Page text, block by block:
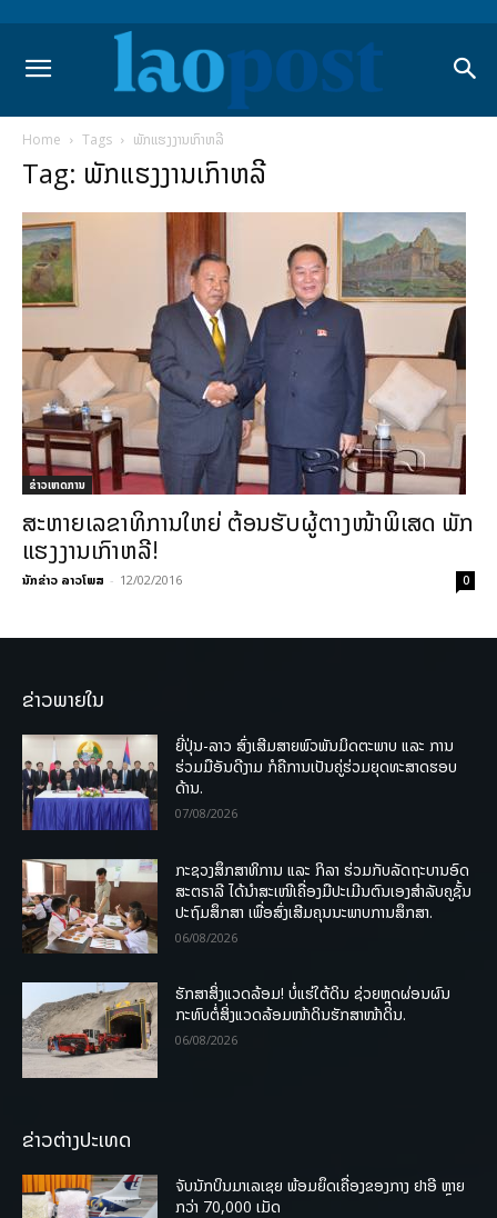
Home Tags ພັກແຮງງານເກົາຫລີ
Tag: ພັກແຮງງານເກົາຫລີ
ຂ່າວເຫດການ
ສະຫາຍເລຂາທິການໃຫຍ່ ຕ້ອນຮັບຜູ້ຕາງໜ້າພິເສດ ພັກ
ແຮງງານເກົາຫລີ!
ນັກຂ່າວ ລາວໂພສ - 12/02/2016 0
ຂ່າວພາຍໃນ
ຍີ່ປຸ່ນ-ລາວ ສົ່ງເສີມສາຍພົວພັນມິດຕະພາບ ແລະ ການ
ຮ່ວມມືອັນດີງາມ ກໍຄືການເປັນຄູ່ຮ່ວມຍຸດທະສາດຮອບ
ດ້ານ.
07/08/2026
ກະຊວງສຶກສາທິການ ແລະ ກິລາ ຮ່ວມກັບລັດຖະບານອົດ
ສະຕຣາລີ ໄດ້ນຳສະເໜີເຄື່ອງມືປະເມີນຕົນເອງສຳລັບຄູຊັ້ນ
ປະຖົມສຶກສາ ເພື່ອສົ່ງເສີມຄຸນນະພາບການສຶກສາ.
06/08/2026
ຮັກສາສິ່ງແວດລ້ອມ! ບໍ່ແຮ່ໃຕ້ດິນ ຊ່ວຍຫຼຸດຜ່ອນຜົນ
ກະທົບຕໍ່ສິ່ງແວດລ້ອມໜ້າດິນຮັກສາໜ້າດິນ.
06/08/2026
ຂ່າວຕ່າງປະເທດ
ຈັບນັກບິນມາເລເຊຍ ພ້ອມຍຶດເຄື່ອງຂອງກາງ ຢາອີ ຫຼາຍ
ກວ່າ 70,000 ເມັດ